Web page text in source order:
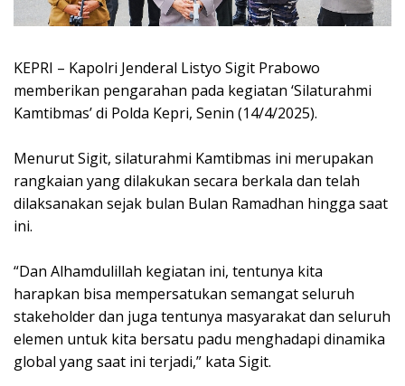
KEPRI – Kapolri Jenderal Listyo Sigit Prabowo
memberikan pengarahan pada kegiatan ‘Silaturahmi
Kamtibmas’ di Polda Kepri, Senin (14/4/2025).
Menurut Sigit, silaturahmi Kamtibmas ini merupakan
rangkaian yang dilakukan secara berkala dan telah
dilaksanakan sejak bulan Bulan Ramadhan hingga saat
ini.
“Dan Alhamdulillah kegiatan ini, tentunya kita
harapkan bisa mempersatukan semangat seluruh
stakeholder dan juga tentunya masyarakat dan seluruh
elemen untuk kita bersatu padu menghadapi dinamika
global yang saat ini terjadi,” kata Sigit.